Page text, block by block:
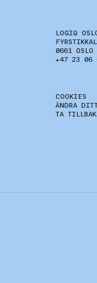
LOGIQ
0661 OSLO
+47 23 06
COOKIES
ÄNDRA
TA